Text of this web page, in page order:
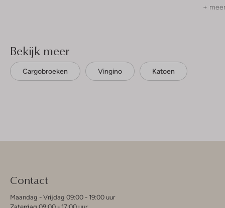
+
Bekijk meer
Cargobroeken Vingino Katoen
Contact
Maandag - Vrijdag 09:00 - 19:00 uur